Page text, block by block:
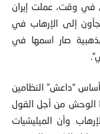
في وقت، عملت إيران
إلى الإرهاب في
صار اسمها في
“داعش” النظامين
الوحش من أجل القول
وأن الميليشيات